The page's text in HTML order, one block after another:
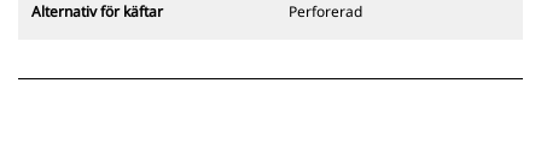
Alternativ för käftar Perforerad